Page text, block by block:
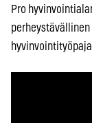
Pro
perheystävällinen